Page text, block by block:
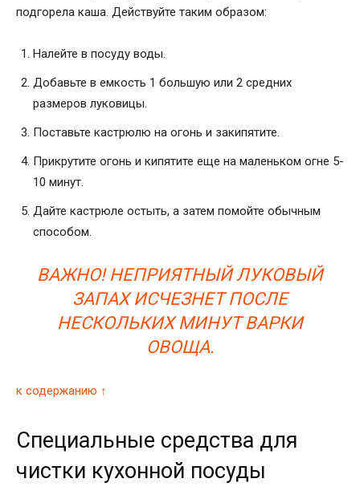
подгорела каша. Действуйте таким образом:
Налейте в посуду воды.
Добавьте в емкость 1 большую или 2 средних
размеров луковицы.
Поставьте кастрюлю на огонь и закипятите.
Прикрутите огонь и кипятите еще на маленьком огне 5-
10 минут.
Дайте кастрюле остыть, а затем помойте обычным
способом.
ВАЖНО! НЕПРИЯТНЫЙ ЛУКОВЫЙ
ЗАПАХ ИСЧЕЗНЕТ ПОСЛЕ
НЕСКОЛЬКИХ МИНУТ ВАРКИ
ОВОЩА.
к содержанию ↑
Специальные средства для
чистки кухонной посуды